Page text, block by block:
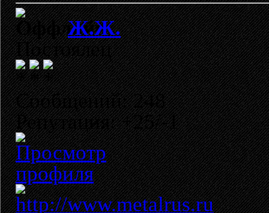
Ж.Ж.
Постоялец
Сообщений: 248
Репутация: +25/-1